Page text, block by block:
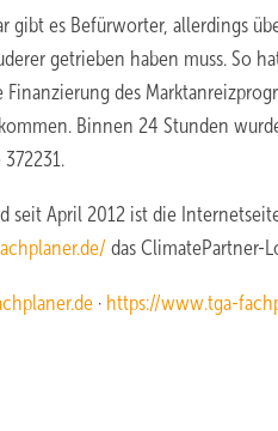
gibt es Befürworter, allerdings
ge­trieben haben muss. So
des
Binnen 24 Stunden
seit April 2012 ist die
das ClimatePartner-
· https://www.tga-